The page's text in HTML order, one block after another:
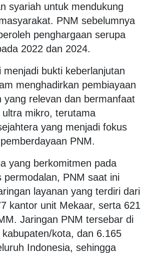
syariah untuk mendukung
PNM sebelumnya
penghargaan serupa
2022 dan 2024.
menjadi bukti keberlanjutan
menghadirkan pembiayaan
yang relevan dan bermanfaat
ultra mikro, terutama
yang menjadi fokus
PNM.
yang berkomitmen pada
permodalan, PNM saat ini
layanan yang terdiri dari
kantor unit Mekaar, serta 621
Jaringan PNM tersebar di
kota, dan 6.165
Indonesia, sehingga